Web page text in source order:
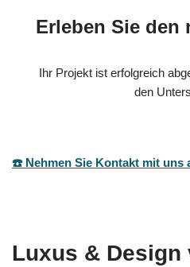
Erleben Sie den
Ihr Projekt ist erfolgreich
den
☎️ Nehmen Sie Kontakt mit uns
Luxus & Design